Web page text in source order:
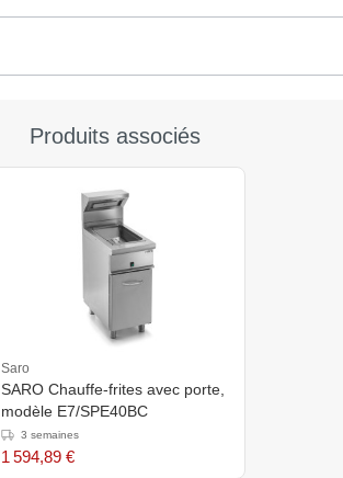
Produits associés
Saro
SARO Chauffe-frites avec porte,
modèle E7/SPE40BC
3 semaines
1 594,89 €